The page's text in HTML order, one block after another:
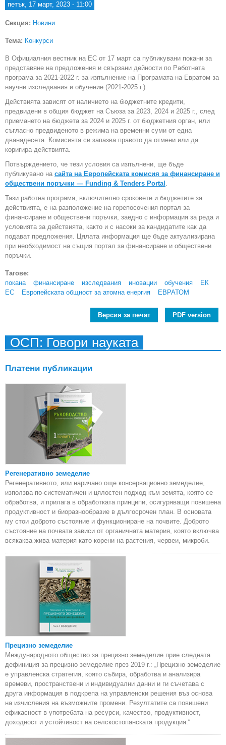
петък, 17 март, 2023 - 11:00
Секция: Новини
Тема: Конкурси
В Официалния вестник на ЕС от 17 март са публикувани покани за
представяне на предложения и свързани дейности по Работната
програма за 2021-2022 г. за изпълнение на Програмата на Евратом за
научни изследвания и обучение (2021-2025 г.).
Действията зависят от наличието на бюджетните кредити,
предвидени в общия бюджет на Съюза за 2023, 2024 и 2025 г., след
приемането на бюджета за 2024 и 2025 г. от бюджетния орган, или
съгласно предвиденото в режима на временни суми от една
дванадесета. Комисията си запазва правото да отмени или да
коригира действията.
Потвърждението, че тези условия са изпълнени, ще бъде
публикувано на сайта на Европейската комисия за финансиране и
обществени поръчки — Funding & Tenders Portal .
Тази работна програма, включително сроковете и бюджетите за
действията, е на разположение на горепосочения портал за
финансиране и обществени поръчки, заедно с информация за реда и
условията за действията, както и с насоки за кандидатите как да
подават предложения. Цялата информация ще бъде актуализирана
при необходимост на същия портал за финансиране и обществени
поръчки.
Тагове:
покана
финансиране изследвания иновации обучения
ЕК
ЕС
Европейската общност за атомна енергия ЕВРАТОМ
Версия за печат PDF version
ОСП: Говори науката
Платени публикации
Регенеративно земеделие
Регенеративното, или наричано още консервационно земеделие,
използва по-систематичен и цялостен подход към земята, която се
обработва, и прилага в обработката принципи, осигуряващи повишена
продуктивност и биоразнообразие в дългосрочен план. В основата
му стои доброто състояние и функциониране на почвите. Доброто
състояние на почвата зависи от органичната материя, която включва
всякаква жива материя като корени на растения, червеи, микроби.
Прецизно земеделие
Международното общество за прецизно земеделие прие следната
дефиниция за прецизно земеделие през 2019 г.: „Прецизно земеделие
е управленска стратегия, която събира, обработва и анализира
времеви, пространствени и индивидуални данни и ги съчетава с
друга информация в подкрепа на управленски решения въз основа
на изчисления на възможните промени. Резултатите са повишени
ефикасност в употребата на ресурси, качество, продуктивност,
доходност и устойчивост на селскостопанската продукция.“